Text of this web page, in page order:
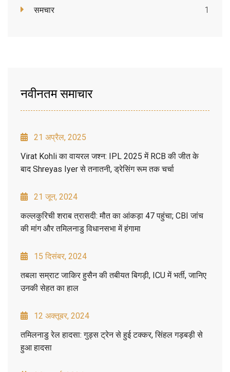
समचार 1
नवीनतम समाचार
21 अप्रैल, 2025
Virat Kohli का वायरल जश्न: IPL 2025 में RCB की जीत के
बाद Shreyas Iyer से तनातनी, ड्रेसिंग रूम तक चर्चा
21 जून, 2024
कल्लकुरिची शराब त्रासदी: मौत का आंकड़ा 47 पहुंचा; CBI जांच
की मांग और तमिलनाडु विधानसभा में हंगामा
15 दिसंबर, 2024
तबला सम्राट जाकिर हुसैन की तबीयत बिगड़ी, ICU में भर्ती, जानिए
उनकी सेहत का हाल
12 अक्तूबर, 2024
तमिलनाडु रेल हादसा: गुड्स ट्रेन से हुई टक्कर, सिंहल गड़बड़ी से
हुआ हादसा